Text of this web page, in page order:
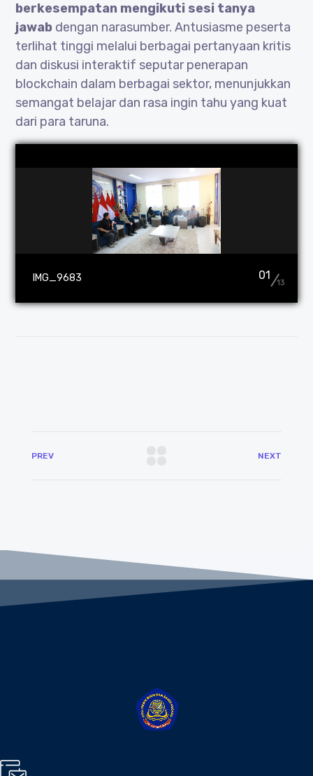
berkesempatan mengikuti sesi tanya
jawab dengan narasumber. Antusiasme peserta
terlihat tinggi melalui berbagai pertanyaan kritis
dan diskusi interaktif seputar penerapan
blockchain dalam berbagai sektor, menunjukkan
semangat belajar dan rasa ingin tahu yang kuat
dari para taruna.
IMG_9683 01
13
PREV NEXT